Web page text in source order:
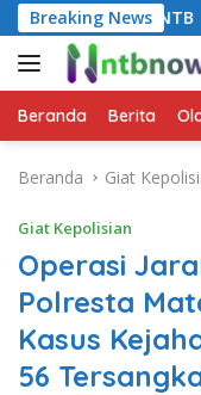
Langsung
ke
konten
Breaking News
Ekonomi
Beranda Berita
Beranda Giat
Giat Kepolisian
Operasi
Polresta
Kasus
56